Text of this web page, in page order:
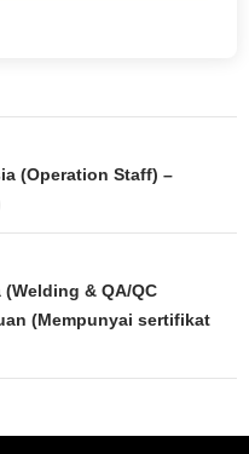
(Operation Staff) –
& QA/QC
(Mempunyai sertifikat